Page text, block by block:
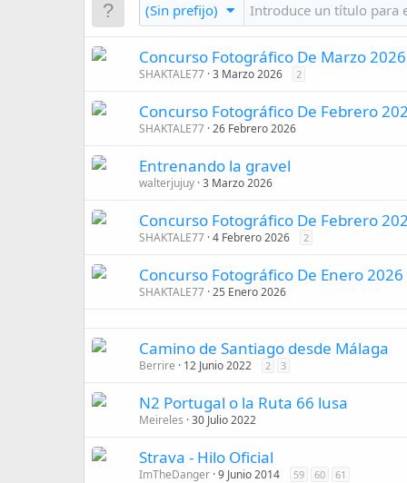
(Sin prefijo)
Concurso Fotográfico De Marzo 2026
SHAKTALE77 3 Marzo 2026 2
Concurso Fotográfico De Febrero
SHAKTALE77 26 Febrero 2026
Entrenando la gravel
walterjujuy 3 Marzo 2026
Concurso Fotográfico De Febrero
SHAKTALE77 4 Febrero 2026 2
Concurso Fotográfico De Enero 2026
SHAKTALE77 25 Enero 2026
Camino de Santiago desde Málaga
Berrire 12 Junio 2022 2 3
N2 Portugal o la Ruta 66 lusa
Meireles 30 Julio 2022
Strava - Hilo Oficial
ImTheDanger 9 Junio 2014 59 60 61